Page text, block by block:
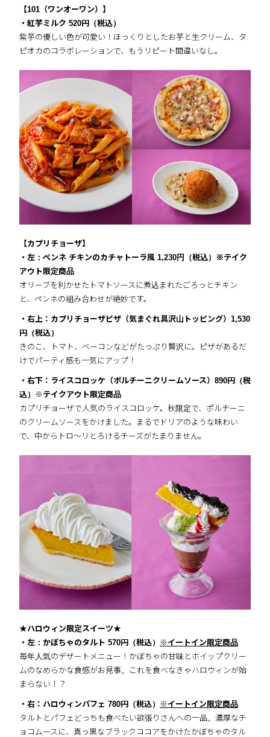
【101（ワンオーワン）】
・紅芋ミルク 520円（税込）
紫芋の優しい色が可愛い！ほっくりとしたお芋と生クリーム、タ
ピオカのコラボレーションで、もうリピート間違いなし。
【カプリチョーザ】
・左：ペンネ チキンのカチャトーラ風 1,230円（税込）※テイク
アウト限定商品
オリーブを利かせたトマトソースに煮込まれたごろっとチキン
と、ペンネの組み合わせが絶妙です。
・右上：カプリチョーザピザ（気まぐれ具沢山トッピング） 1,530
円（税込）
きのこ、トマト、ベーコンなどがたっぷり贅沢に。ピザがあるだ
けでパーティ感も一気にアップ！
・右下：ライスコロッケ（ポルチーニクリームソース） 890円（税
込）※テイクアウト限定商品
カプリチョーザで人気のライスコロッケ。秋限定で、ポルチーニ
のクリームソースをかけました。まるでドリアのような味わい
で、中からトロ～リとろけるチーズがたまりません。
★ハロウィン限定スイーツ★
・左：かぼちゃのタルト 570円（税込）
※イートイン限定商品
毎年人気のデザートメニュー！かぼちゃの甘味とホイップクリー
ムのなめらかな食感がお見事。これを食べなきゃハロウィンが始
まらない！？
・右：ハロウィンパフェ 780円（税込）
※イートイン限定商品
タルトとパフェどっちも食べたい欲張りさんへの一品。濃厚なチ
ョコムースに、真っ黒なブラックココアをかけたかぼちゃのタル